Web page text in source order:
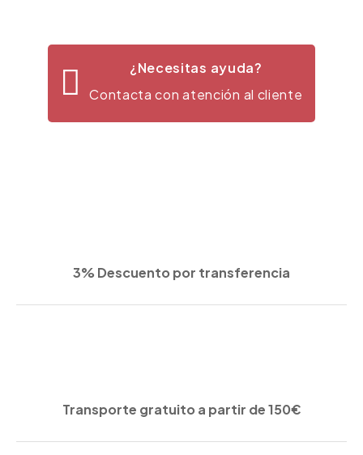
¿Necesitas ayuda?
Contacta con atención al cliente
3% Descuento por transferencia
Transporte gratuito a partir de 150€